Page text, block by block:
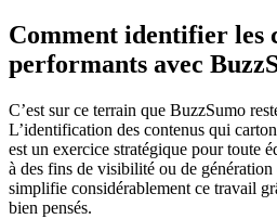
Comment identifier les
performants avec
C’est sur ce terrain que BuzzSumo
L’identification des contenus qui
est un exercice stratégique pour toute
à des fins de visibilité ou de
simplifie considérablement ce travail
bien pensés.